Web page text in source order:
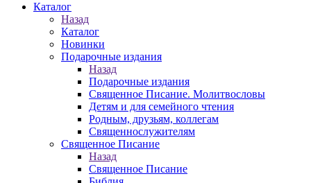
Каталог
Назад
Каталог
Новинки
Подарочные издания
Назад
Подарочные издания
Священное Писание. Молитвословы
Детям и для семейного чтения
Родным, друзьям, коллегам
Священнослужителям
Священное Писание
Назад
Священное Писание